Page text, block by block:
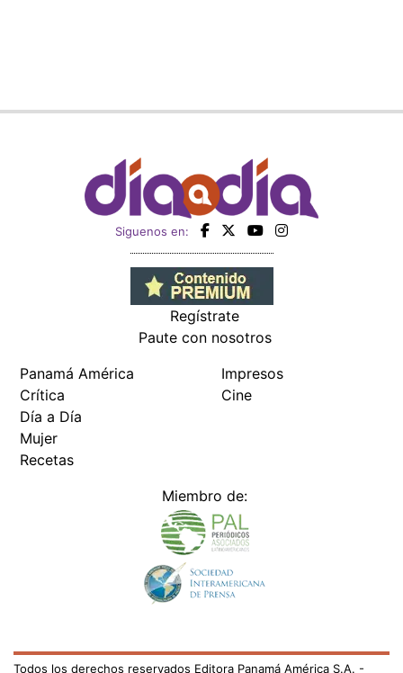
Siguenos en:
Regístrate
Paute con nosotros
Panamá América
Crítica
Día a Día
Mujer
Recetas
Impresos
Cine
Miembro de:
Todos los derechos reservados Editora Panamá América S.A. -